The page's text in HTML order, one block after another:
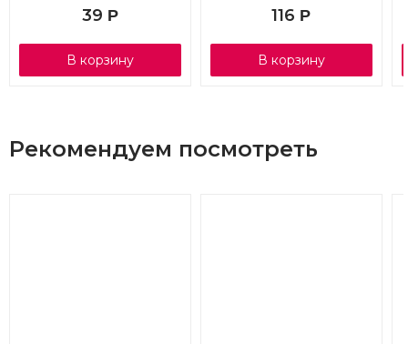
39 Р
В корзину
116 Р
В корзину
Рекомендуем посмотреть